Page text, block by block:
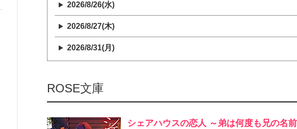
2026/8/26(水)
2026/8/27(木)
2026/8/31(月)
ROSE文庫
シェアハウスの恋人 ～弟は何度も兄の名